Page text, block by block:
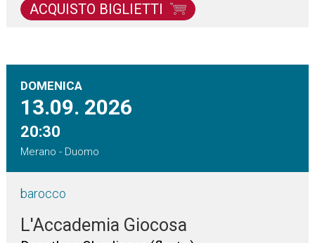
ACQUISTO BIGLIETTI
DOMENICA
13.09. 2026
20:30
Merano - Duomo
barocco
L'Accademia Giocosa